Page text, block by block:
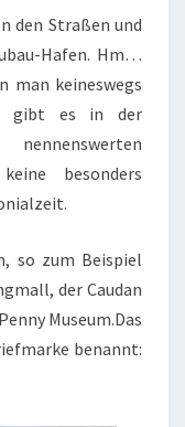
den Straßen und
Hafen. Hm…
man keineswegs
gibt es in der
besonders
so zum Beispiel
der Caudan
Museum.Das
benannt: